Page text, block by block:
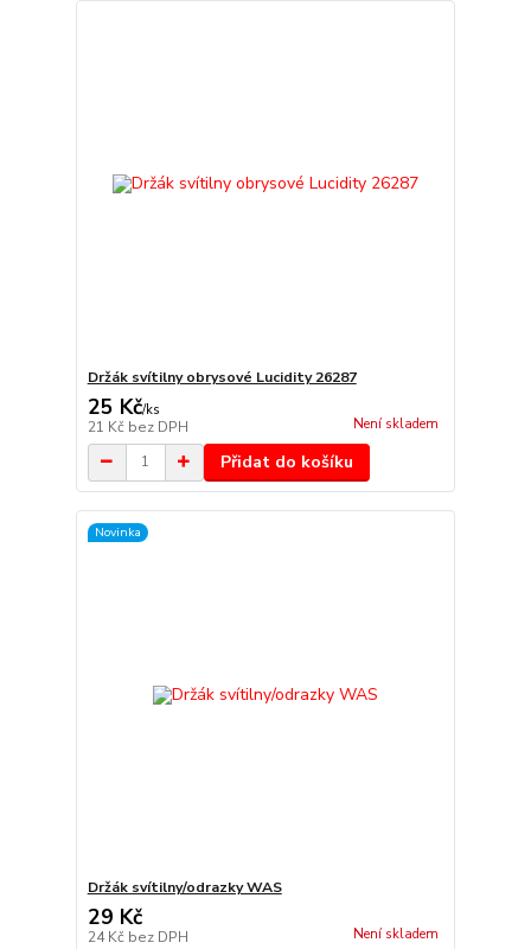
Držák svítilny obrysové Lucidity 26287
25 Kč/ks
21 Kč bez DPH Není skladem
Přidat do košíku
Novinka
Držák svítilny/odrazky WAS
29 Kč
24 Kč bez DPH Není skladem